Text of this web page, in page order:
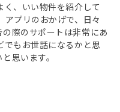
、いい物件を紹介して
アプリのおかげで、日々
際のサポートは非常にあ
でもお世話になるかと思
思います。